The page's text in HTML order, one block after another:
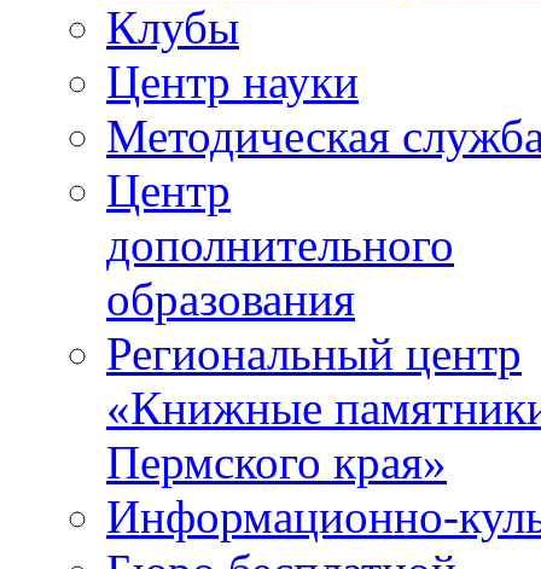
Клубы
Центр науки
Методическая
Центр
дополнительного
образования
Региональный центр
«Книжные
Пермского края»
Информационно-